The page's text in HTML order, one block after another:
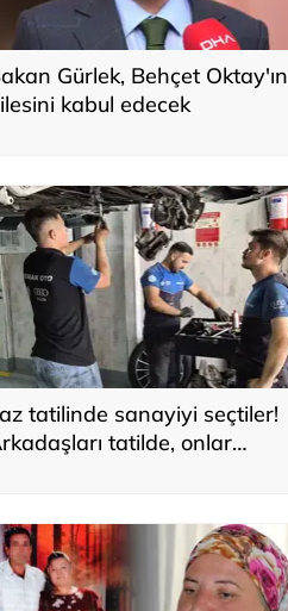
Gürlek, Behçet Oktay'ın
kabul edecek
tatilinde sanayiyi seçtiler!
tatilde, onlar